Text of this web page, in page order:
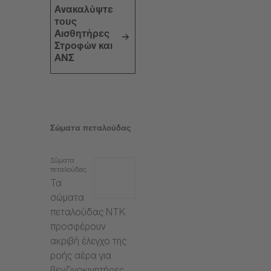
Ανακαλύψτε
τους
Αισθητήρες
Στροφών και
ΑΝΣ
Σώματα πεταλούδας
Σώματα
πεταλούδας
Τα
σώματα
πεταλούδας NTK
προσφέρουν
ακριβή έλεγχο της
ροής αέρα για